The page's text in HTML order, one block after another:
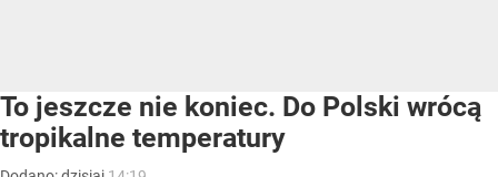
To jeszcze nie koniec. Do Polski wrócą
tropikalne temperatury